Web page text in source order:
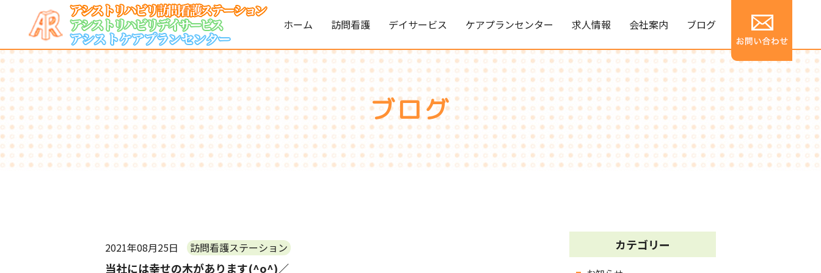
ホーム 訪問看護 デイサービス ケアプランセンター 求人情報 会社案内 ブログ
ブログ
当社には幸せの木があります(^o^)／
2021年08月25日 訪問看護ステーション カテゴリー